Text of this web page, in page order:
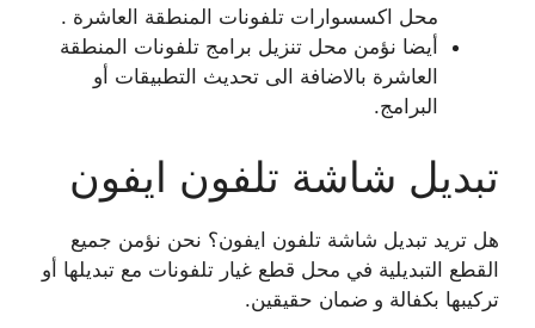
محل اكسسوارات تلفونات المنطقة العاشرة .
أيضا نؤمن محل تنزيل برامج تلفونات المنطقة
العاشرة بالاضافة الى تحديث التطبيقات أو
البرامج.
تبديل شاشة تلفون ايفون
هل تريد تبديل شاشة تلفون ايفون؟ نحن نؤمن جميع
القطع التبديلية في محل قطع غيار تلفونات مع تبديلها أو
تركيبها بكفالة و ضمان حقيقين.